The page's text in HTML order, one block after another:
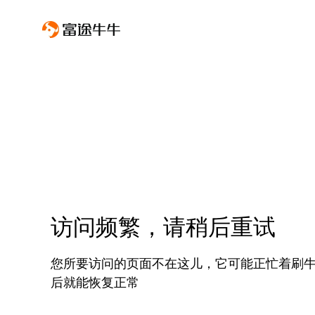
访问频繁，请稍后重试
您所要访问的页面不在这儿，它可能正忙着刷
后就能恢复正常